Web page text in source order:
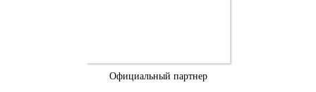
Официальный партнер